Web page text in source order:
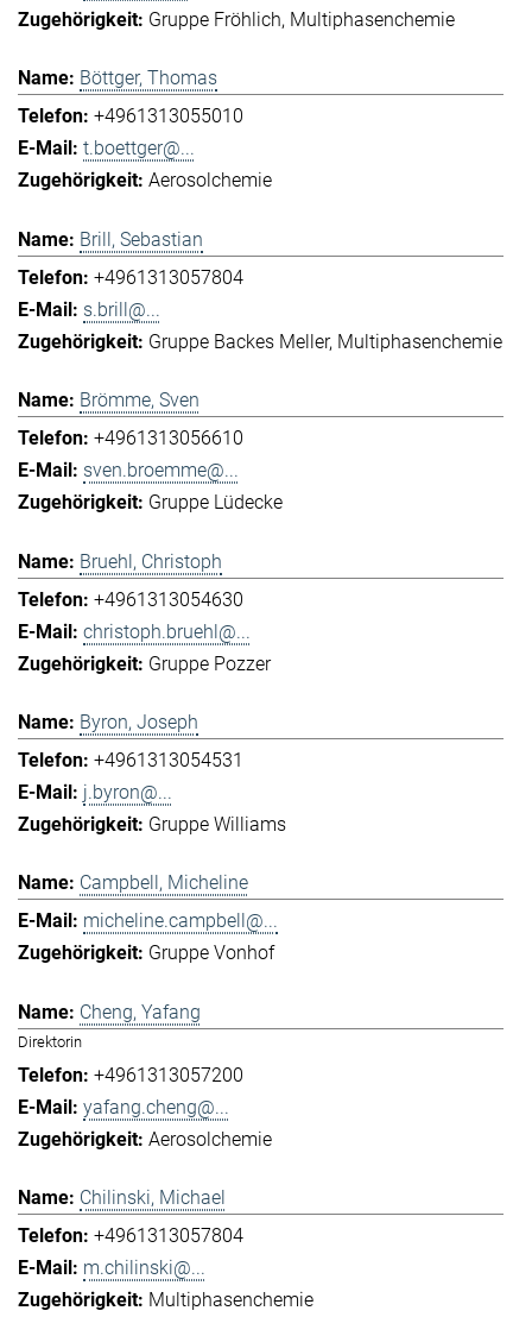
Gruppe Fröhlich Multiphasenchemie
Böttger, Thomas
+4961313055010
t.boettger@...
Aerosolchemie
Brill, Sebastian
+4961313057804
s.brill@...
Gruppe Backes Meller Multiphasenchemie
Brömme, Sven
+4961313056610
sven.broemme@...
Gruppe Lüdecke
Bruehl, Christoph
+4961313054630
christoph.bruehl@...
Gruppe Pozzer
Byron, Joseph
+4961313054531
j.byron@...
Gruppe Williams
Campbell, Micheline
micheline.campbell@...
Gruppe Vonhof
Cheng, Yafang
Direktorin
+4961313057200
yafang.cheng@...
Aerosolchemie
Chilinski, Michael
+4961313057804
m.chilinski@...
Multiphasenchemie